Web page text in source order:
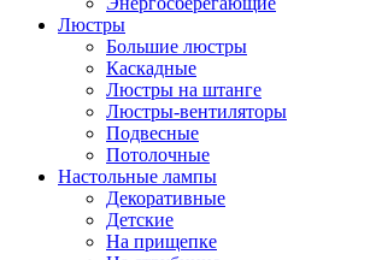
Люстры
Большие люстры
Каскадные
Люстры на штанге
Люстры-вентиляторы
Подвесные
Потолочные
Настольные лампы
Декоративные
Детские
На прищепке